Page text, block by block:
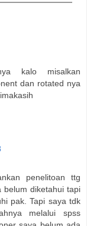
kalo misalkan
dan rotated nya
penelitoan ttg
belum diketahui tapi
pak. Tapi saya tdk
melalui spss